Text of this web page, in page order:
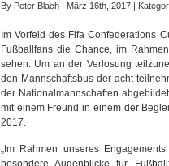
By Peter Blach | März 16th, 2017 |
Im Vorfeld des Fifa Confederations
Fußballfans die Chance, im
sehen. Um an der Verlosung
den Mannschaftsbus der acht
der Nationalmannschaften
mit einem Freund in einem der
2017.
„Im Rahmen unseres
besondere Augenblicke für